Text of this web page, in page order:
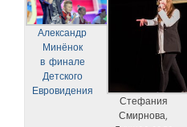
Александр
Минёнок
в финале
Детского
Евровидения
Стефания
Смирнова,